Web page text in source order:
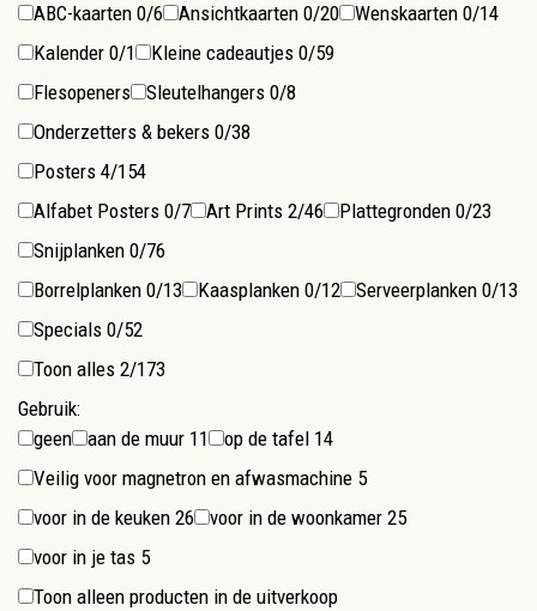
ABC-kaarten 0/6 Ansichtkaarten 0/20 Wenskaarten 0/14
Kalender 0/1 Kleine cadeautjes 0/59
Flesopeners
Sleutelhangers 0/8
Onderzetters & bekers 0/38
Posters 4/154
Alfabet Posters 0/7 Art Prints 2/46 Plattegronden 0/23
Snijplanken 0/76
Borrelplanken 0/13 Kaasplanken 0/12 Serveerplanken 0/13
Specials 0/52
Toon alles 2/173
Gebruik:
geen
aan de muur 11 op de tafel 14
Veilig voor magnetron en afwasmachine 5
voor in de keuken 26 voor in de woonkamer 25
voor in je tas 5
Toon alleen producten in de uitverkoop